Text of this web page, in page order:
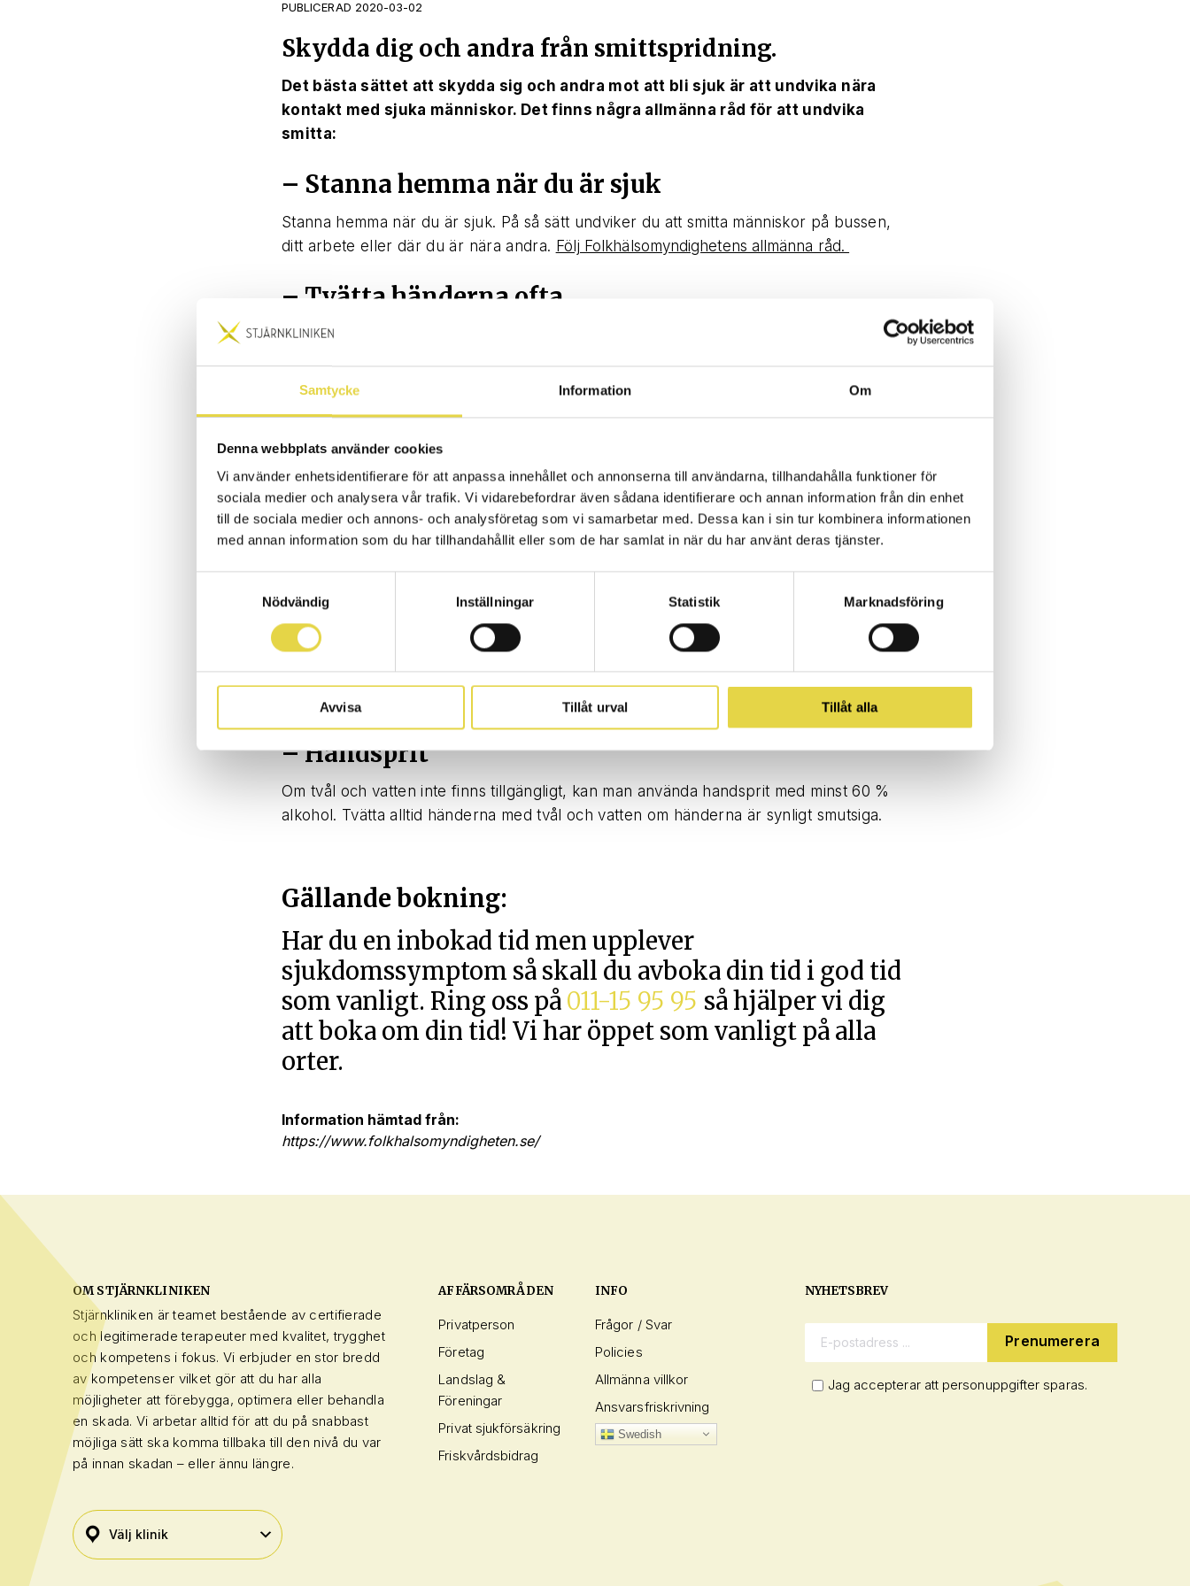
Samtycke Information Om
Denna webbplats använder cookies
Vi använder enhetsidentifierare för att anpassa innehållet och annonserna till användarna, tillhandahålla funktioner för
sociala medier och analysera vår trafik. Vi vidarebefordrar även sådana identifierare och annan information från din enhet
till de sociala medier och annons- och analysföretag som vi samarbetar med. Dessa kan i sin tur kombinera informationen
med annan information som du har tillhandahållit eller som de har samlat in när du har använt deras tjänster.
Nödvändig
Inställningar Statistik Marknadsföring
Avvisa Tillåt urval Tillåt alla
PUBLICERAD 2020-03-02
Skydda dig och andra från smittspridning.
Det bästa sättet att skydda sig och andra mot att bli sjuk är att undvika nära
kontakt med sjuka människor. Det finns några allmänna råd för att undvika
smitta:
– Stanna hemma när du är sjuk
Stanna hemma när du är sjuk. På så sätt undviker du att smitta människor på bussen,
ditt arbete eller där du är nära andra. Följ Folkhälsomyndighetens allmänna råd.
– Tvätta händerna ofta
Smittämnen fastnar lätt på händer. De sprids vidare när du tar någon i hand. Tvätta
händerna när du kommer hem eller när du kommer till ditt arbete efter att ha varit ute,
– Hosta och nys i armvecket
När du hostar och nyser sprids små, små droppar som innehåller smittämnen. Genom
att hosta och nysa i armvecket eller i en pappersnäsduk hindrar du smitta från att
spridas i din omgivning eller från att förorena dina händer. Släng alltid
– Undvik att röra ögon, näsa och mun
åtgärd mot luftvägsinfektioner är att undvika att röra vid ögon, näsa och mun.
– Handsprit
Om tvål och vatten inte finns tillgängligt, kan man använda handsprit med minst 60 %
alkohol. Tvätta alltid händerna med tvål och vatten om händerna är synligt smutsiga.
Gällande bokning:
Har du en inbokad tid men upplever
sjukdomssymptom så skall du avboka din tid i god tid
som vanligt. Ring oss på 011-15 95 95 så hjälper vi dig
att boka om din tid! Vi har öppet som vanligt på alla
orter.
Information hämtad från:
https://www.folkhalsomyndigheten.se/
OM STJÄRNKLINIKEN
Stjärnkliniken är teamet bestående av certifierade
och legitimerade terapeuter med kvalitet, trygghet
och kompetens i fokus. Vi erbjuder en stor bredd
av kompetenser vilket gör att du har alla
möjligheter att förebygga, optimera eller behandla
en skada. Vi arbetar alltid för att du på snabbast
möjliga sätt ska komma tillbaka till den nivå du var
på innan skadan – eller ännu längre.
AFFÄRSOMRÅDEN
Privatperson
Företag
Landslag &
Föreningar
Privat sjukförsäkring
Friskvårdsbidrag
INFO
Frågor / Svar
Policies
Allmänna villkor
Ansvarsfriskrivning
Swedish
NYHETSBREV
E-postadress:
Jag accepterar att personuppgifter sparas.